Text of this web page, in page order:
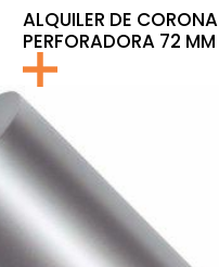
ALQUILER DE CORONA
PERFORADORA 72 MM